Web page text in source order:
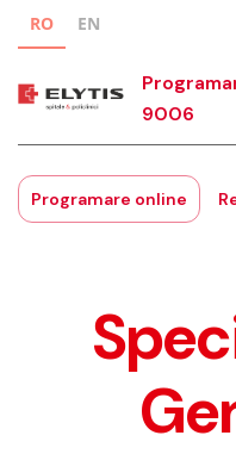
RO EN
9006
Programare online